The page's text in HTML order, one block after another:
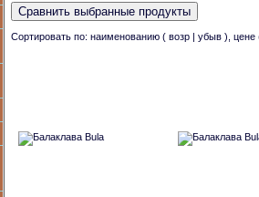
Сортировать по: наименованию ( возр | убыв ),